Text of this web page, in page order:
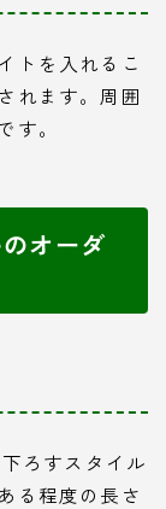
トを入れるこ
れます。周囲
す。
オーダ
ろすスタイル
る程度の長さ